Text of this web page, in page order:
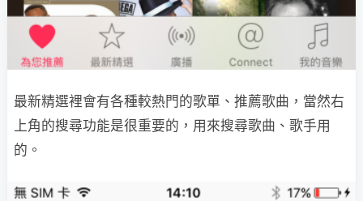
最新精選裡會有各種較熱門的歌單、推薦歌曲，當然右
上角的搜尋功能是很重要的，用來搜尋歌曲、歌手用
的。